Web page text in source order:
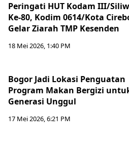
Peringati HUT Kodam III/
Ke-80, Kodim 0614/Kota
Gelar Ziarah TMP Kesenden
18 Mei 2026, 1:40 PM
Bogor Jadi Lokasi Penguatan
Program Makan Bergizi
Generasi Unggul
17 Mei 2026, 6:21 PM